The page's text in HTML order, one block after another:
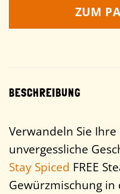
ZUM
BESCHREIBUNG
Verwandeln Sie
unvergessliche
Stay Spiced FREE
Gewürzmischung